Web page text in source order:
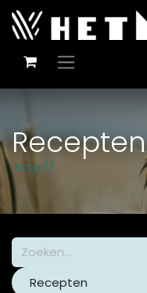
Overslaan naar inhoud
Recepten
http://
Recepten